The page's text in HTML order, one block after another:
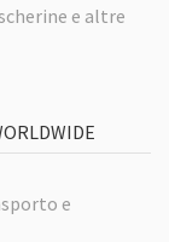
e altre
e